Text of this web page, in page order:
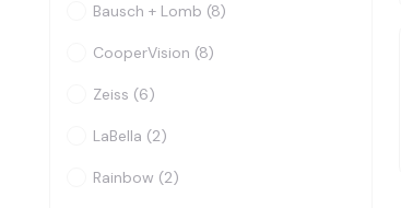
Bausch + Lomb (8)
CooperVision (8)
Zeiss (6)
LaBella (2)
Rainbow (2)